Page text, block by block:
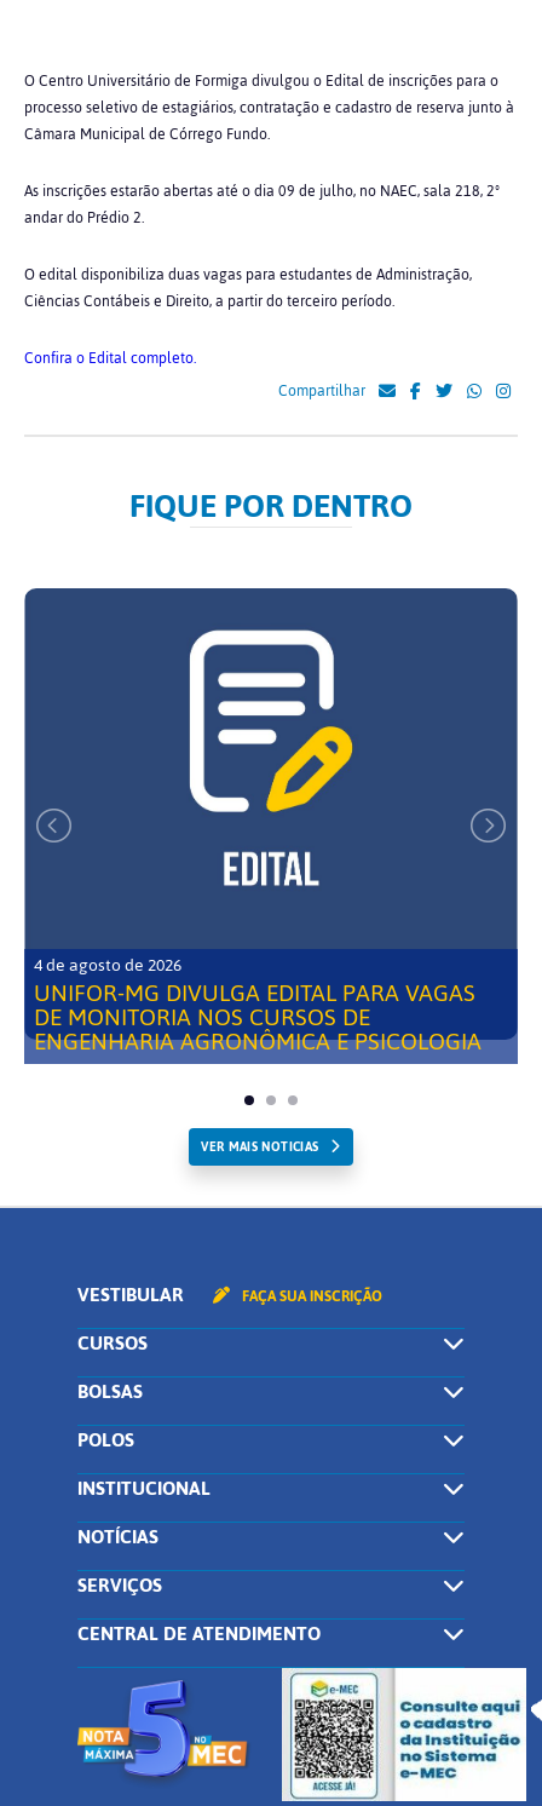
O Centro Universitário de Formiga divulgou o Edital de inscrições para o
processo seletivo de estagiários, contratação e cadastro de reserva junto à
Câmara Municipal de Córrego Fundo.
As inscrições estarão abertas até o dia 09 de julho, no NAEC, sala 218, 2º
andar do Prédio 2.
O edital disponibiliza duas vagas para estudantes de Administração,
Ciências Contábeis e Direito, a partir do terceiro período.
Confira o Edital completo.
Compartilhar
FIQUE POR DENTRO
4 de agosto de 2026
UNIFOR-MG DIVULGA EDITAL PARA VAGAS
DE MONITORIA NOS CURSOS DE
ENGENHARIA AGRONÔMICA E PSICOLOGIA
VER MAIS NOTICIAS
VESTIBULAR FAÇA SUA INSCRIÇÃO
CURSOS
BOLSAS
POLOS
INSTITUCIONAL
NOTÍCIAS
SERVIÇOS
CENTRAL DE ATENDIMENTO